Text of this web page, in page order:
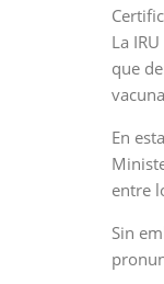
La
que
En
entre
Sin